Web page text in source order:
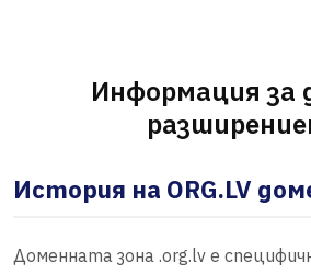
Информация за
История на ORG.LV
Доменната зона .org.lv е